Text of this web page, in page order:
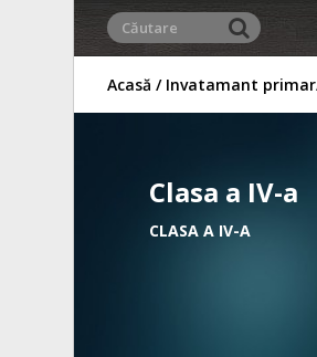
Acasă Invatamant primar
Clasa a IV-a
CLASA A IV-A